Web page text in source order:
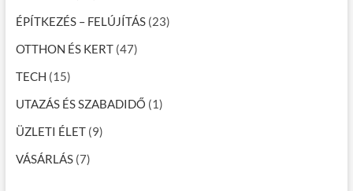
c
i
ó
ÉPÍTKEZÉS – FELÚJÍTÁS(23)
OTTHON ÉS KERT(47)
TECH (15)
UTAZÁS ÉS SZABADIDŐ (1)
ÜZLETI ÉLET(9)
VÁSÁRLÁS(7)